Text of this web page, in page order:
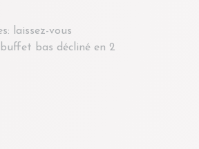
laissez-vous
bas décliné en 2